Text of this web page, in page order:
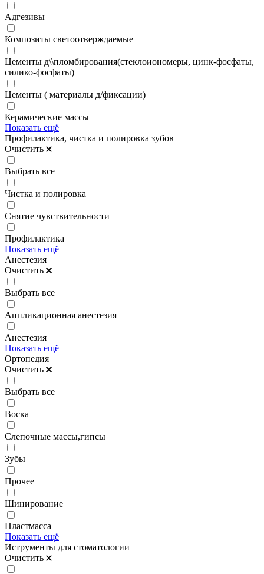
Адгезивы
Композиты светоотверждаемые
Цементы д\\пломбирования(стеклоиономеры, цинк-фосфаты,
силико-фосфаты)
Цементы ( материалы д/фиксации)
Керамические массы
Показать ещё
Профилактика, чистка и полировка зубов
Очистить
Выбрать все
Чистка и полировка
Снятие чувствительности
Профилактика
Показать ещё
Анестезия
Очистить
Выбрать все
Аппликационная анестезия
Анестезия
Показать ещё
Ортопедия
Очистить
Выбрать все
Воска
Слепочные массы,гипсы
Зубы
Прочее
Шинирование
Пластмасса
Показать ещё
Иструменты для стоматологии
Очистить